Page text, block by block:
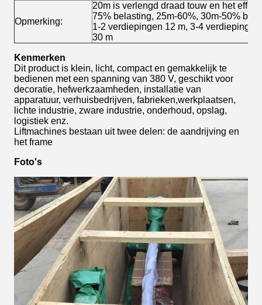
Opmerking:
20m is verlengd draad touw en het
75% belasting, 25m-60%, 30m-50%
1-2 verdiepingen 12 m, 3-4
30 m
Kenmerken
Dit product is klein, licht, compact en gemakkelijk te
bedienen met een spanning van 380 V, geschikt voor
decoratie, hefwerkzaamheden, installatie van
apparatuur, verhuisbedrijven, fabrieken,werkplaatsen,
lichte industrie, zware industrie, onderhoud, opslag,
logistiek enz.
Liftmachines bestaan uit twee delen: de aandrijving en
het frame
Foto's